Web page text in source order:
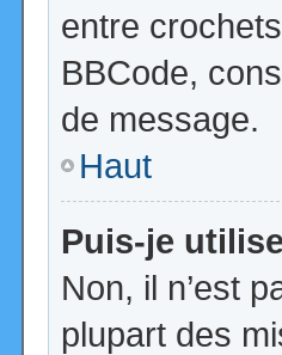
entre
BBCode,
de message.
Haut
Puis-je
Non, il n’est
plupart des